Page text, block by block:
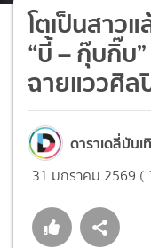
โตเป็นสาวแ
“บี้ – กุ๊บกิ๊บ
ฉายแววศิล
ดาราเดลี่บันเ
31 มกราคม 2569 (